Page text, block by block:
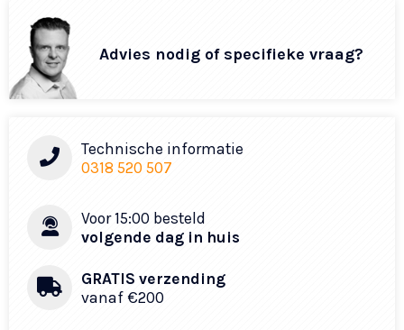
Advies nodig of specifieke vraag?
Technische informatie
0318 520 507
Voor 15:00 besteld
volgende dag in huis
GRATIS verzending
vanaf €200